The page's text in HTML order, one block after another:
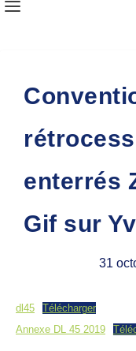
enterrés
Gif sur
31
dl45
Télécharger
Annexe DL 45 2019